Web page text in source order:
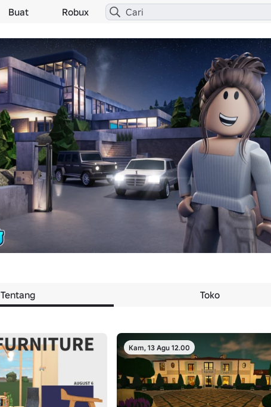
Buat Robux
Tentang Toko
Kam, 13 Agu 12.00